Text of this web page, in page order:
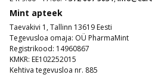
Mint apteek
Taevakivi 1, Tallinn 13619 Eesti
Tegevusloa omaja: OÜ PharmaMint
Registrikood: 14960867
KMKR: EE102252015
Kehtiva tegevusloa nr. 885